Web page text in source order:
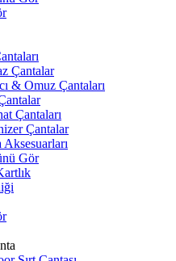
Çantalar
& Omuz Çantaları
Çantaları
Çantalar
Aksesuarları
Gör